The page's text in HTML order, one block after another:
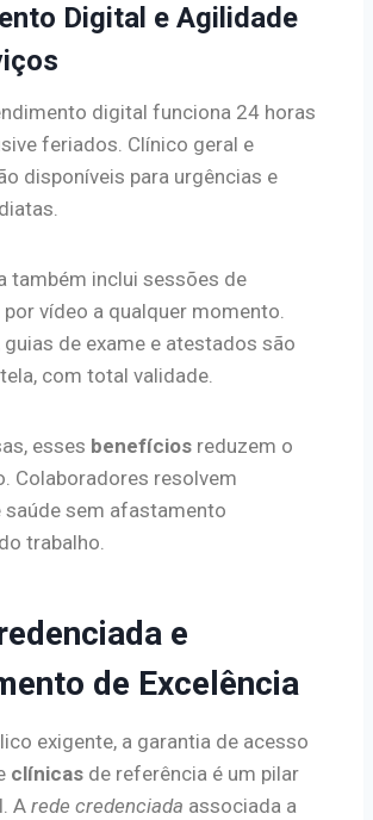
Digital e Agilidade
digital funciona 24 horas
feriados. Clínico geral e
disponíveis para urgências e
também inclui sessões de
vídeo a qualquer momento.
de exame e atestados são
com total validade.
esses benefícios reduzem o
Colaboradores resolvem
saúde sem afastamento
trabalho.
e
de Excelência
exigente, a garantia de acesso
clínicas de referência é um pilar
A rede credenciada associada a